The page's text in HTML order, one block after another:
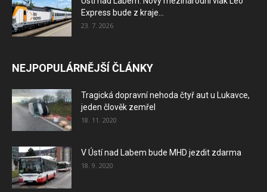
Express bude z kraje...
23. 7. 2026
NEJPOPULÁRNĚJŠÍ ČLÁNKY
Tragická dopravní nehoda čtyř aut u Lukavce,
jeden člověk zemřel
18. 11. 2020
V Ústí nad Labem bude MHD jezdit zdarma
18. 9. 2020